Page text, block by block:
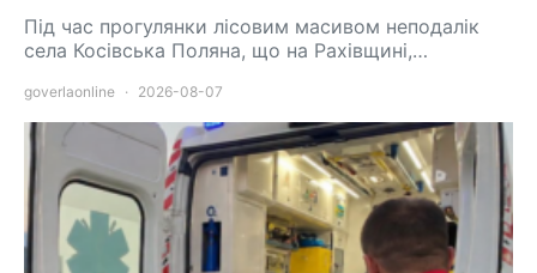
Під час прогулянки лісовим масивом неподалік
села Косівська Поляна, що на Рахівщині,…
goverlaonline 2026-08-07